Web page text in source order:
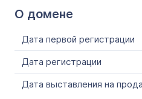
О домене
Дата первой регистрации
Дата регистрации
Дата выставления на